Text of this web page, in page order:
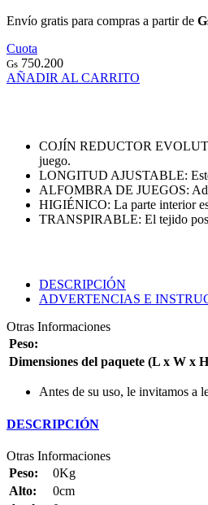
Envío gratis para compras a partir de
Cuota
Gs 750.200
AÑADIR AL CARRITO
COJÍN REDUCTOR
juego.
LONGITUD AJUSTABLE: Este
ALFOMBRA DE JUEGOS:
HIGIÉNICO: La parte interior
TRANSPIRABLE: El tejido
DESCRIPCIÓN
ADVERTENCIAS E
Otras Informaciones
Peso:
Dimensiones del paquete (L x W x
Antes de su uso, le invitamos a
DESCRIPCIÓN
Otras Informaciones
Peso:
0Kg
Alto:
0cm